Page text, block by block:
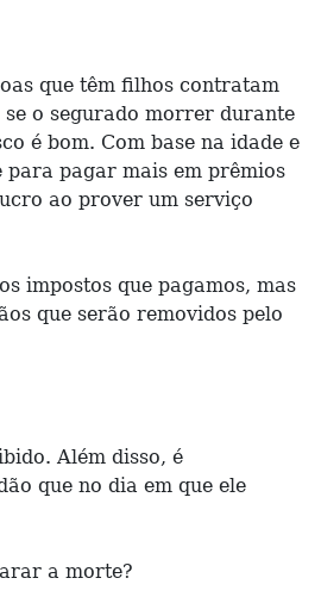
que têm filhos contratam
o segurado morrer durante
é bom. Com base na idade e
para pagar mais em prêmios
ao prover um serviço
impostos que pagamos, mas
que serão removidos pelo
Além disso, é
que no dia em que ele
a morte?